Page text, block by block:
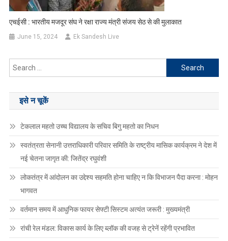
एचईसी : भारतीय मजदूर संघ ने रक्षा राज्य मंत्री संजय सेठ से की मुलाकात
June 15, 2024 Ek Sandesh Live
Search
for:
इसे न चूकें
टेकलाल महतो उच्च विद्यालय के सचिव बिगु महतो का निधन
स्वतंत्रता सेनानी उत्तराधिकारी परिवार समिति के राष्ट्रीय मासिक कार्यक्रम ने देश में
नई चेतना जागृत की: जितेंद्र रघुवंशी
लोकतंत्र में आंदोलन का उद्देश्य सहमति होना चाहिए न कि विभाजन पैदा करना : मोहन
भागवत
वर्तमान समय में आधुनिक फायर सेफ्टी सिस्टम अत्यंत जरूरी : मुख्यमंत्री
रांची रेल मंडल: विकास कार्य के लिए ब्लॉक की वजह से ट्रेनें रहेंगी प्रभावित